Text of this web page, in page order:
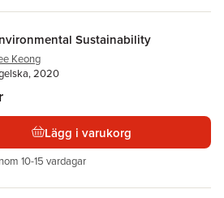
Sustainability
Keong
2020
Lägg i varukorg
10-15 vardagar